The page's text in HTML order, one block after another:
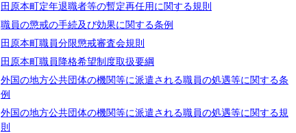
田原本町定年退職者等の暫定再任用に関する規則
職員の懲戒の手続及び効果に関する条例
田原本町職員分限懲戒審査会規則
田原本町職員降格希望制度取扱要綱
外国の地方公共団体の機関等に派遣される職員の処遇等に関する条
例
外国の地方公共団体の機関等に派遣される職員の処遇等に関する規
則